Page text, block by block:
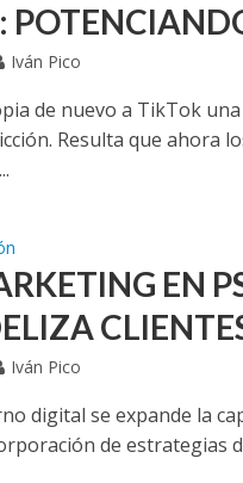
Iván Pico
de nuevo a TikTok
Resulta que ahora
EN
Iván Pico
digital se expande la
de estrategias